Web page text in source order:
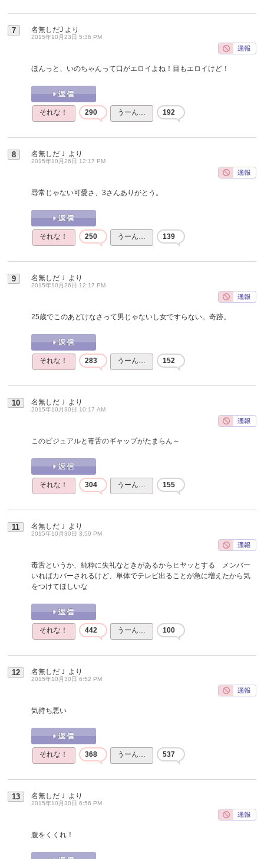
7 名無しだJ より
2015年10月23日 5:36 PM
ほんっと、いのちゃんって口がエロイよね！目もエロイけど！
それな！ 290 うーん… 192
8 名無しだＪ より
2015年10月26日 12:17 PM
尋常じゃない可愛さ、3さんありがとう。
それな！ 250 うーん… 139
9 名無しだＪ より
2015年10月26日 12:17 PM
25歳でこのあどけなさって男じゃないし女ですらない。奇跡。
それな！ 283 うーん… 152
10 名無しだＪ より
2015年10月30日 10:17 AM
このビジュアルと毒舌のギャップがたまらん～
それな！ 304 うーん… 155
11 名無しだＪ より
2015年10月30日 3:59 PM
毒舌というか、純粋に失礼なときがあるからヒヤッとする メンバー
いればカバーされるけど、単体でテレビ出ることが急に増えたから気
をつけてほしいな
それな！ 442 うーん… 100
12 名無しだＪ より
2015年10月30日 6:52 PM
気持ち悪い
それな！ 368 うーん… 537
13 名無しだＪ より
2015年10月30日 6:56 PM
腹をくくれ！